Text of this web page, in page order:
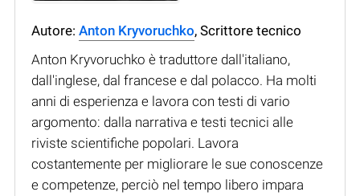
Autore: Anton Kryvoruchko, Scrittore tecnico
Anton Kryvoruchko è traduttore dall'italiano,
dall'inglese, dal francese e dal polacco. Ha molti
anni di esperienza e lavora con testi di vario
argomento: dalla narrativa e testi tecnici alle
riviste scientifiche popolari. Lavora
costantemente per migliorare le sue conoscenze
e competenze, perciò nel tempo libero impara